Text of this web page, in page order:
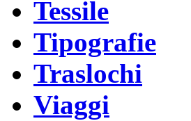
Tessile
Tipografie
Traslochi
Viaggi